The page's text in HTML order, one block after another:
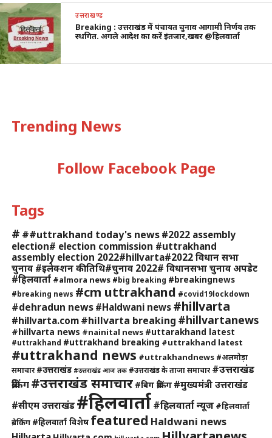
उत्तराखण्ड
Breaking : उत्तराखंड में पंचायत चुनाव आगामी निर्णय तक
स्थगित. अगले आदेश का करें इंतजार,खबर @हिलवार्ता
Trending News
Follow Facebook Page
Tags
# ##uttrakhand today's news #2022 assembly
election# election commission #uttrakhand
assembly election 2022#hillvarta#2022 विधान सभा
चुनाव #इलेक्शन की तिथि#चुनाव 2022# विधानसभा चुनाव अपडेट
#हिलवार्ता #almora news #big breaking #breakingnews
#breaking news #cm uttrakhand #covid19lockdown
#dehradun news #Haldwani news #hillvarta
#hillvarta.com #hillvarta breaking #hillvartanews
#hillvarta news #nainital news #uttarakhand latest
#uttrakhand #uttrakhand breaking #uttrakhand latest
#uttrakhand news #uttrakhandnews #अलमोड़ा
समाचार #उत्तराखंड #उत्तराखंड आज तक #उत्तराखंड के ताजा समाचार #उत्तराखंड
ब्रेकिंग#उत्तराखंड समाचार #बिग ब्रेकिंग #मुख्यमंत्री उत्तराखंड
#सीएम उत्तराखंड #हिलवार्ता#हिलवार्ता न्यूज #हिलवार्ता
ब्रेकिंग #हिलवार्ता विशेष featured Haldwani news